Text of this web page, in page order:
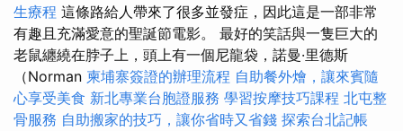
生療程 這條路給人帶來了很多並發症，因此這是一部非常
有趣且充滿愛意的聖誕節電影。 最好的笑話與一隻巨大的
老鼠纏繞在脖子上，頭上有一個尼龍袋，諾曼·里德斯
（Norman 柬埔寨簽證的辦理流程 自助餐外燴，讓來賓隨
心享受美食 新北專業台胞證服務 學習按摩技巧課程 北屯整
骨服務 自助搬家的技巧，讓你省時又省錢 探索台北記帳